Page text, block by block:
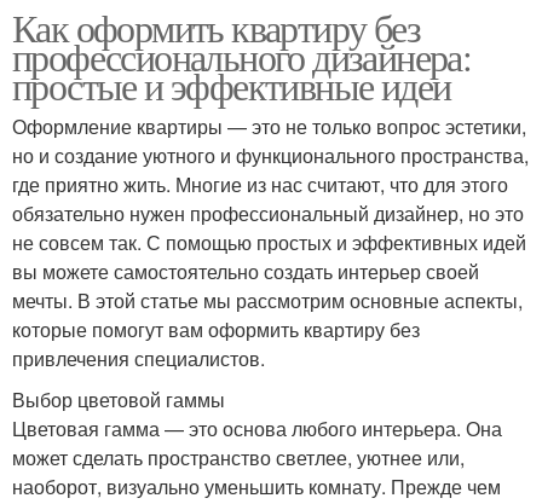
Как оформить квартиру без
профессионального дизайнера:
простые и эффективные идеи
Оформление квартиры — это не только вопрос эстетики,
но и создание уютного и функционального пространства,
где приятно жить. Многие из нас считают, что для этого
обязательно нужен профессиональный дизайнер, но это
не совсем так. С помощью простых и эффективных идей
вы можете самостоятельно создать интерьер своей
мечты. В этой статье мы рассмотрим основные аспекты,
которые помогут вам оформить квартиру без
привлечения специалистов.
Выбор цветовой гаммы
Цветовая гамма — это основа любого интерьера. Она
может сделать пространство светлее, уютнее или,
наоборот, визуально уменьшить комнату. Прежде чем